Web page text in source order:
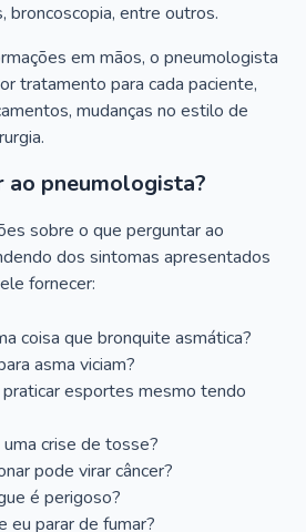
broncoscopia, entre outros.
em mãos, o pneumologista
tratamento para cada paciente,
mudanças no estilo de
ao pneumologista?
sobre o que perguntar ao
dos sintomas apresentados
fornecer:
coisa que bronquite asmática?
asma viciam?
esportes mesmo tendo
crise de tosse?
pode virar câncer?
é perigoso?
eu parar de fumar?